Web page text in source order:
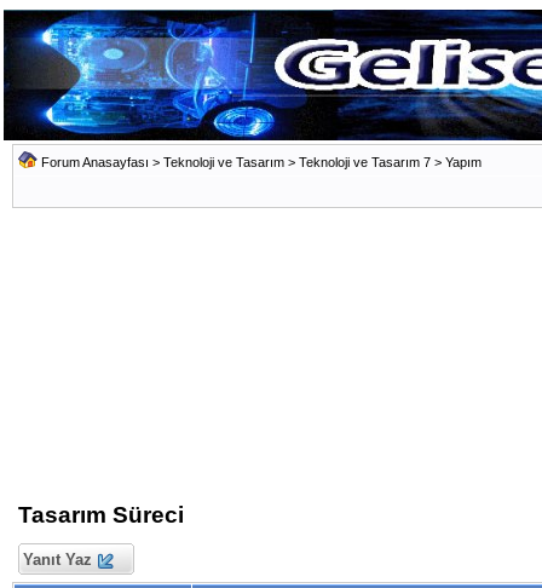
Forum Anasayfası > Teknoloji ve Tasarım > Teknoloji ve Tasarım 7 > Yapım
Tasarım Süreci
Yanıt Yaz